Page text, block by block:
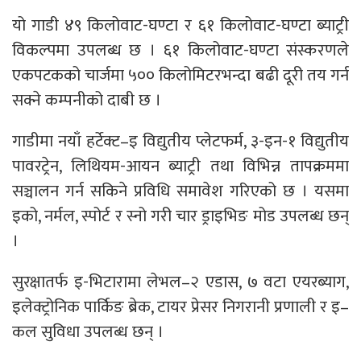
यो गाडी ४९ किलोवाट-घण्टा र ६१ किलोवाट-घण्टा ब्याट्री
विकल्पमा उपलब्ध छ । ६१ किलोवाट-घण्टा संस्करणले
एकपटकको चार्जमा ५०० किलोमिटरभन्दा बढी दूरी तय गर्न
सक्ने कम्पनीको दाबी छ ।
गाडीमा नयाँ हर्टेक्ट–इ विद्युतीय प्लेटफर्म, ३-इन-१ विद्युतीय
पावरट्रेन, लिथियम-आयन ब्याट्री तथा विभिन्न तापक्रममा
सञ्चालन गर्न सकिने प्रविधि समावेश गरिएको छ । यसमा
इको, नर्मल, स्पोर्ट र स्नो गरी चार ड्राइभिङ मोड उपलब्ध छन्
।
सुरक्षातर्फ इ-भिटारामा लेभल–२ एडास, ७ वटा एयरब्याग,
इलेक्ट्रोनिक पार्किङ ब्रेक, टायर प्रेसर निगरानी प्रणाली र इ–
कल सुविधा उपलब्ध छन् ।